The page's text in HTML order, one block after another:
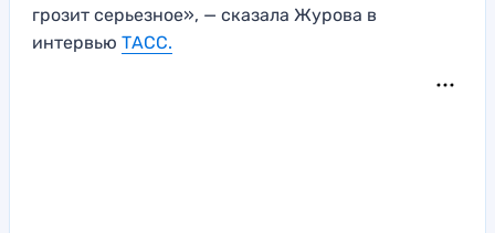
грозит серьезное», — сказала Журова в
интервью ТАСС.